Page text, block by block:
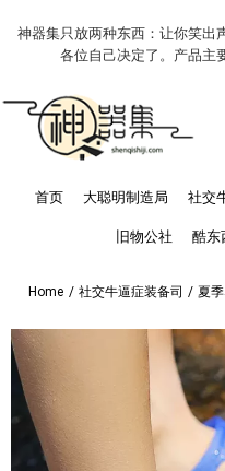
神器集只放两种东西：让你笑出
各位自己决定了。产品主
首页 大聪明制造局 社交
旧物公社 酷东
Home / 社交牛逼症装备司 / 夏